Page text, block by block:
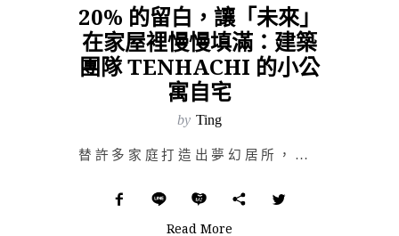
20% 的留白，讓「未來」
在家屋裡慢慢填滿：建築
團隊 TENHACHI 的小公
寓自宅
by Ting
替許多家庭打造出夢幻居所，並致力於創造美好事物的設計師們，打理起自己的住宅會是甚麼樣子呢？少了許多限…
Read More